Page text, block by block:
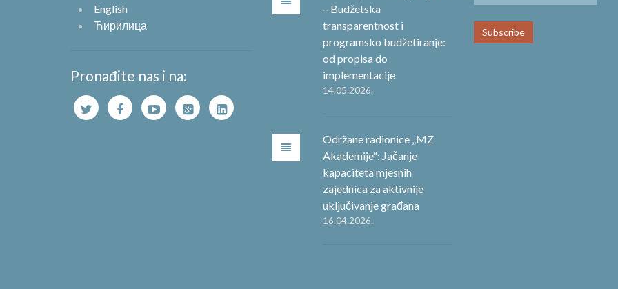
English
Ћирилица
Pronađite nas i na:
– Budžetska
transparentnost i
programsko budžetiranje:
od propisa do
implementacije
14.05.2026.
Održane radionice „MZ
Akademije“: Jačanje
kapaciteta mjesnih
zajednica za aktivnije
uključivanje građana
16.04.2026.